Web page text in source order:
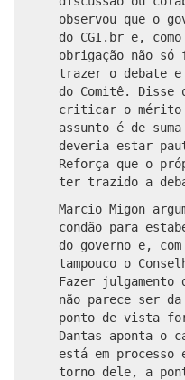
observou que o
do CGI.br e,
obrigação não só
trazer o debate
do Comitê. Disse
criticar o mérito
assunto é de
deveria estar
Reforça que o
ter trazido a
Marcio Migon
condão para
do governo e,
tampouco o
Fazer julgamento
não parece ser
ponto de vista
Dantas aponta o
está em processo
torno dele, a